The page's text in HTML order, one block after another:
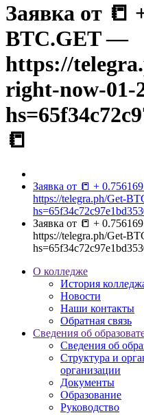
Заявка от 📒
BTC.GET —
https://
right-now-01-
📒
Заявка от 📒 +
https://telegra.ph/Get-
Заявка от 📒 +
https://telegra.ph/Get-
О колледже
История
Новости
Наши контакты
Обратная связь
Сведения об
Сведения об
Структура и
организации
Документы
Образование
Руководство